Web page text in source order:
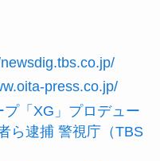
press.co.jp/
「XG」プロデュー
ら逮捕 警視庁（TBS